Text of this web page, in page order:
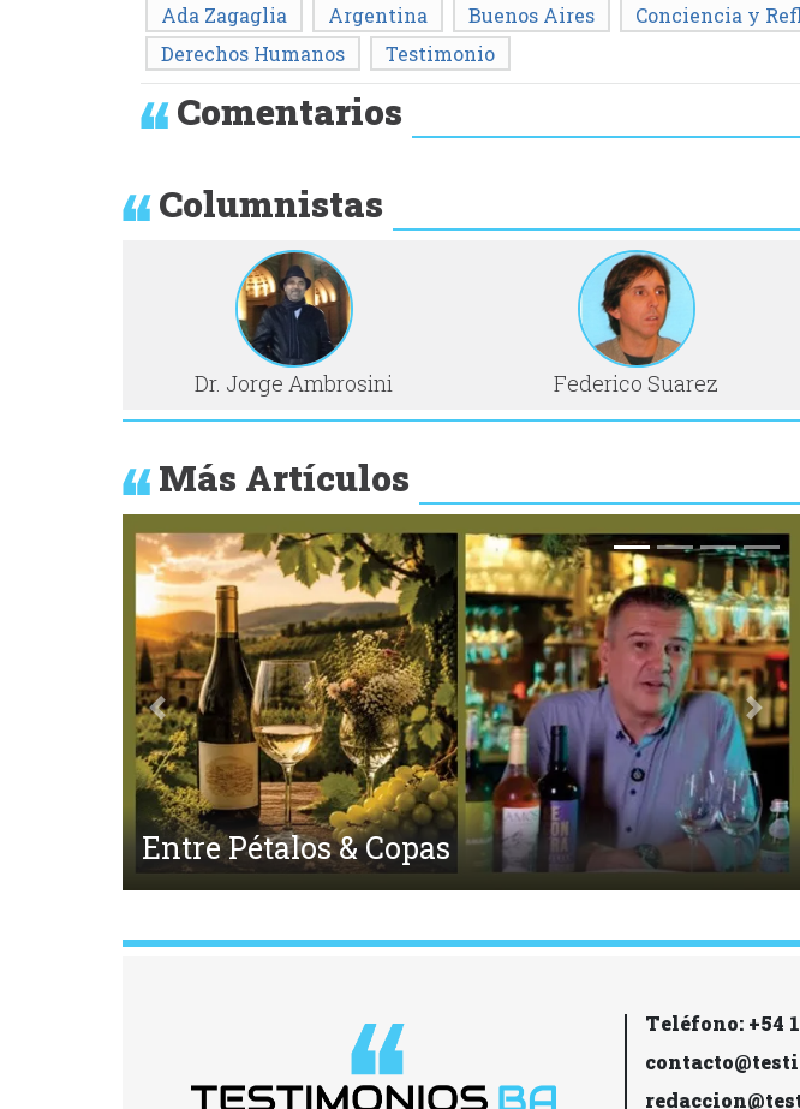
Ada Zagaglia Argentina Buenos Aires Conciencia y
Derechos Humanos
Testimonio
Comentarios
Columnistas
Dr. Jorge Ambrosini Federico Suarez
Más Artículos
El Ego y el Amor Extendidos
Anterior
Teléfono: +54